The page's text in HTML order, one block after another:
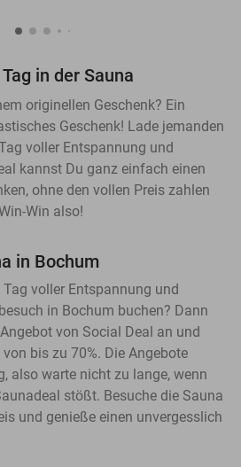
in der Sauna
originellen Geschenk? Ein
Geschenk! Lade jemanden
voller Entspannung und
kannst Du ganz einfach einen
ohne den vollen Preis zahlen
Win also!
in Bochum
voller Entspannung und
in Bochum buchen? Dann
von Social Deal an und
bis zu 70%. Die Angebote
also warte nicht zu lange, wenn
stößt. Besuche die Sauna
und genieße einen unvergesslich